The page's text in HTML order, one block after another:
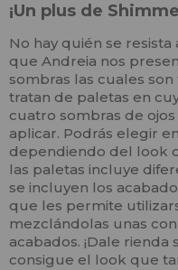
¡Un plus de
No hay quién se
que Andreia nos
sombras las cuales
tratan de paletas en
cuatro sombras de
aplicar. Podrás elegir
dependiendo del look
las paletas incluye
se incluyen los
que les permite
mezclándolas unas
acabados. ¡Dale
consigue el look que